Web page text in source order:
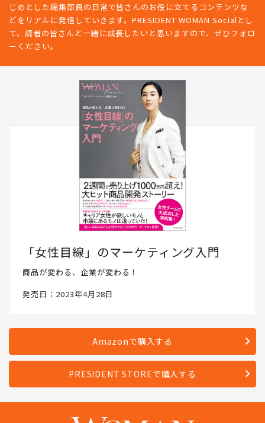
じめとした編集部員の日常で皆さんのお役に立てるコンテンツな
どをリアルに発信していきます。PRESIDENT WOMAN Socialとし
て、読者の皆さんと一緒に成長したいと思いますので、ぜひフォロ
ーください。
「女性目線」のマーケティング入門
商品が変わる、企業が変わる！
発売日：2023年4月28日
Amazonで購入する
PRESIDENT STOREで購入する